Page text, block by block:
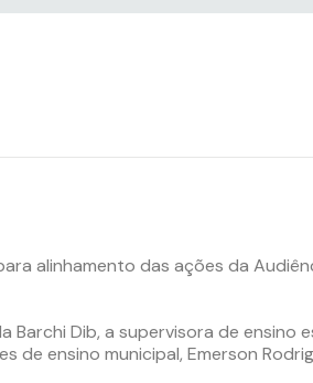
alinhamento das ações da
Dib, a supervisora de ensino
de ensino municipal, Emerson